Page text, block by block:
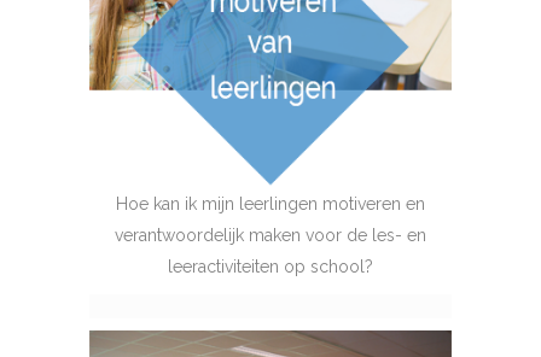
Hoe kan ik mijn leerlingen motiveren en
verantwoordelijk maken voor de les- en
leeractiviteiten op school?